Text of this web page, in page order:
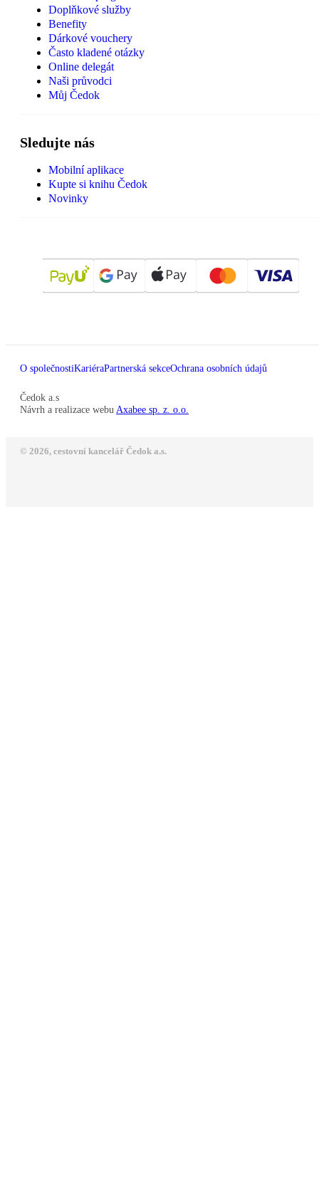
Doplňkové služby
Benefity
Dárkové vouchery
Často kladené otázky
Online delegát
Naši průvodci
Můj Čedok
Sledujte nás
Mobilní aplikace
Kupte si knihu Čedok
Novinky
O společnostiKariéraPartnerská sekceOchrana osobních údajů
Čedok a.s
Návrh a realizace webu Axabee sp. z. o.o.
© 2026, cestovní kancelář Čedok a.s.